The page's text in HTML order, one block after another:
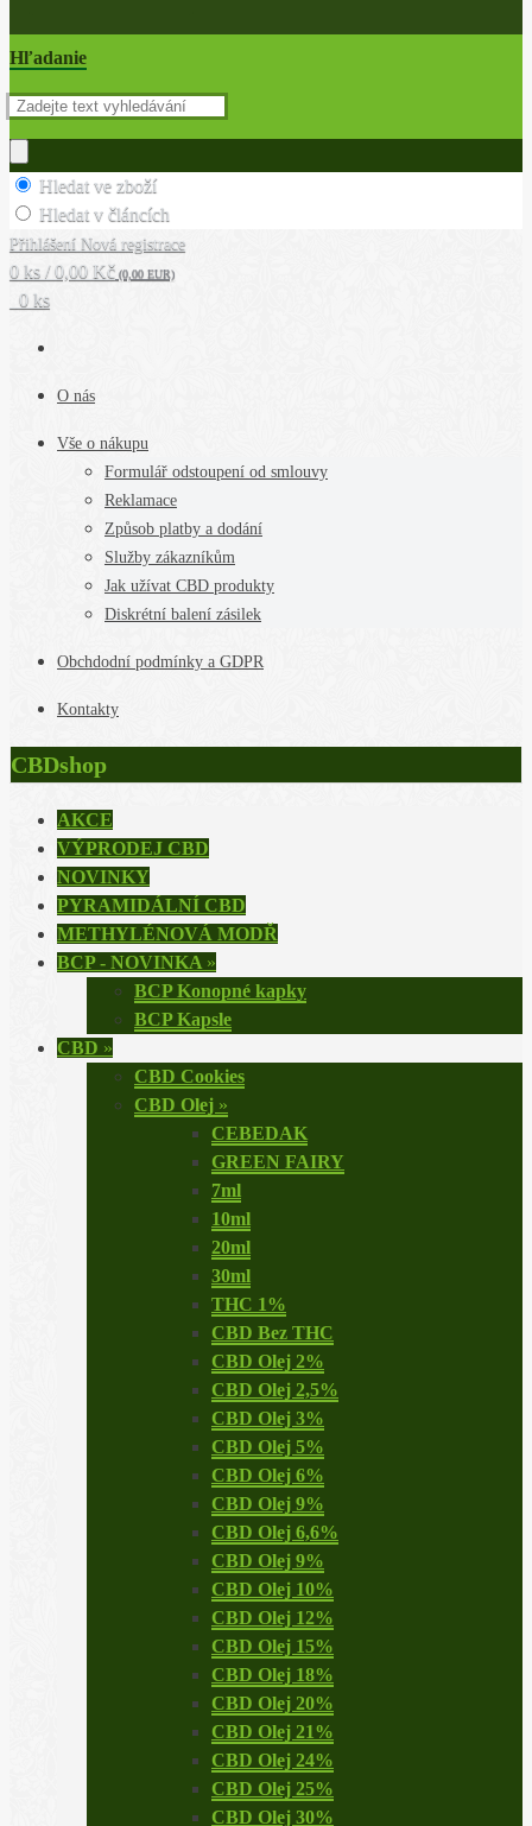
Hľadanie
Hledat ve zboží
Hledat v článcích
Přihlášení Nová registrace
0 ks / 0,00 Kč (0,00 EUR)
0 ks
O nás
Vše o nákupu
Formulář odstoupení od smlouvy
Reklamace
Způsob platby a dodání
Služby zákazníkům
Jak užívat CBD produkty
Diskrétní balení zásilek
Obchdodní podmínky a GDPR
Kontakty
CBDshop
AKCE
VÝPRODEJ CBD
NOVINKY
PYRAMIDÁLNÍ CBD
METHYLÉNOVÁ MODŘ
BCP - NOVINKA »
BCP Konopné kapky
BCP Kapsle
CBD »
CBD Cookies
CBD Olej »
CEBEDAK
GREEN FAIRY
7ml
10ml
20ml
30ml
THC 1%
CBD Bez THC
CBD Olej 2%
CBD Olej 2,5%
CBD Olej 3%
CBD Olej 5%
CBD Olej 6%
CBD Olej 9%
CBD Olej 6,6%
CBD Olej 9%
CBD Olej 10%
CBD Olej 12%
CBD Olej 15%
CBD Olej 18%
CBD Olej 20%
CBD Olej 21%
CBD Olej 24%
CBD Olej 25%
CBD Olej 30%